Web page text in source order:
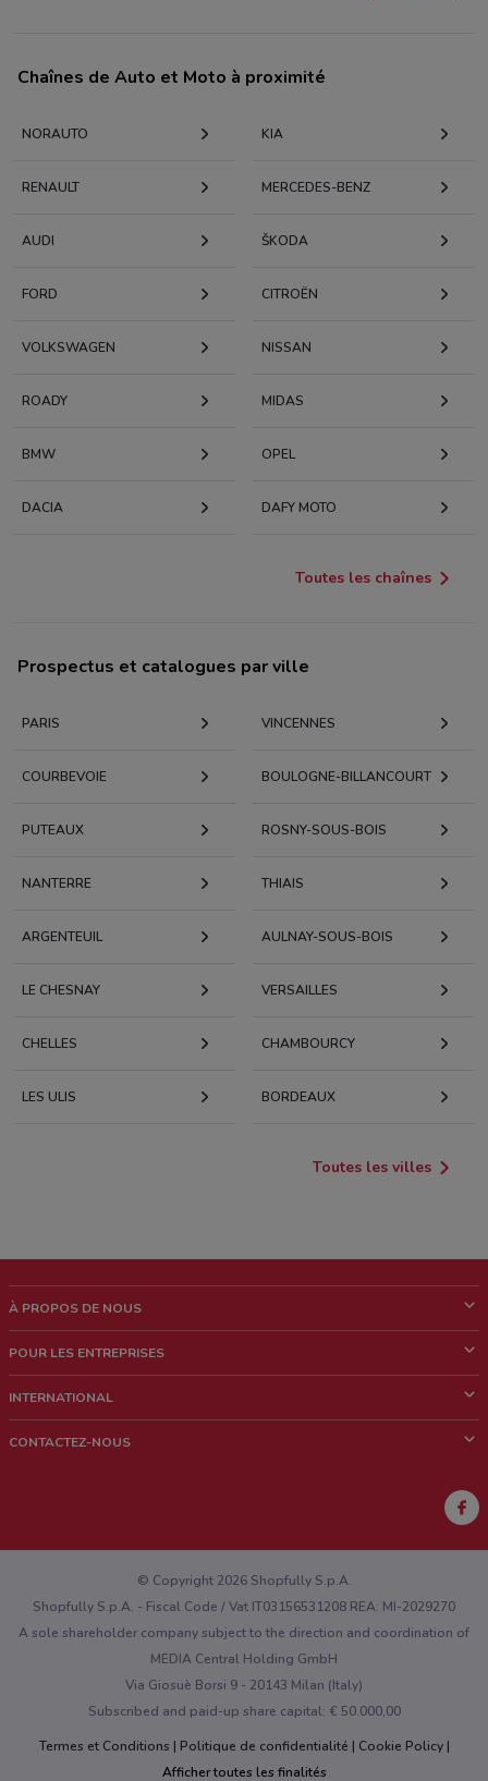
Chaînes de Auto et Moto à proximité
NORAUTO KIA
RENAULT MERCEDES-BENZ
AUDI KODA
FORD CITROËN
VOLKSWAGEN NISSAN
ROADY MIDAS
BMW OPEL
DACIA DAFY MOTO
Toutes les chaînes
Prospectus et catalogues par ville
PARIS VINCENNES
COURBEVOIE BOULOGNE-BILLANCOURT
PUTEAUX ROSNY-SOUS-BOIS
NANTERRE THIAIS
ARGENTEUIL AULNAY-SOUS-BOIS
LE CHESNAY VERSAILLES
CHELLES CHAMBOURCY
LES ULIS BORDEAUX
Toutes les villes
À PROPOS DE NOUS
News & Médias
POUR LES ENTREPRISES
Contacts commerciaux et/ou marketing
INTERNATIONAL
CONTACTEZ-NOUS
Vous rencontrez un problème technique sur l’appli ou le site?
© Copyright 2026 Shopfully S.p.A.
Shopfully S.p.A. - Fiscal Code / Vat IT03156531208 REA: MI-2029270
A sole shareholder company subject to the direction and coordination of
MEDIA Central Holding GmbH
Via Giosuè Borsi 9 - 20143 Milan (Italy)
Subscribed and paid-up share capital: € 50.000,00
Termes et Conditions
Politique de confidentialité
Cookie Policy
Afficher toutes les finalités